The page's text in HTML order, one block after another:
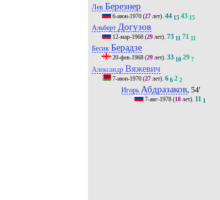
Лев Березнер
6-июн-1970(27лет). 44 15 43 15
Альберт Догузов
12-мар-1968(29лет). 73 11 71 11
Бесик Берадзе
20-фев-1968(29лет). 33 10 29 7
Александр Вяжевич
7-июн-1970(27лет). 6 6 2 2
Игорь Абдразаков, 54'
7-авг-1978 (18 лет). 11 1